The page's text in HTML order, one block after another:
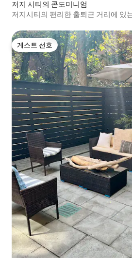
저지 시티의 콘도미니엄
저지시티의 편리한 출퇴근 거리에 있
게스트 선호
게스트 선호